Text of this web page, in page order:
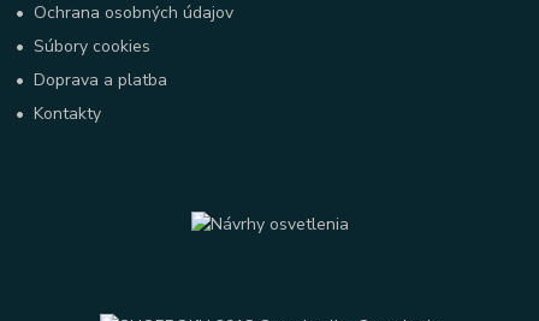
• Ochrana osobných údajov
•Súbory cookies
•Doprava a platba
•Kontakty